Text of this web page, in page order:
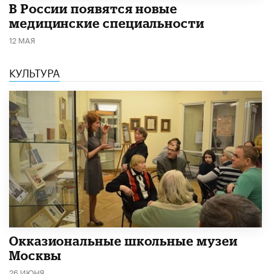
В России появятся новые
медицинские специальности
12 МАЯ
КУЛЬТУРА
​Окказиональные школьные музеи
Москвы
26 ИЮНЯ